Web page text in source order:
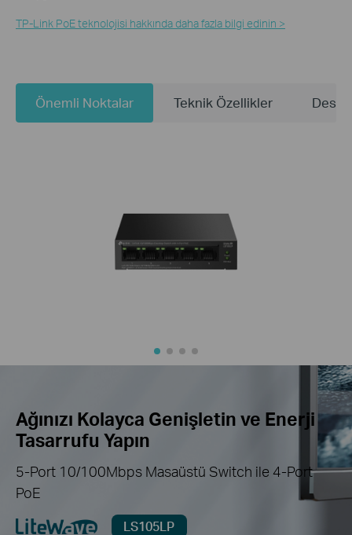
TP-Link PoE teknolojisi hakkında daha fazla bilgi edinin >
Önemli Noktalar Teknik Özellikler
Ağınızı Kolayca Genişletin ve Enerji
Tasarrufu Yapın
5-Port 10/100Mbps Masaüstü Switch ile 4-Port
PoE
LS105LP